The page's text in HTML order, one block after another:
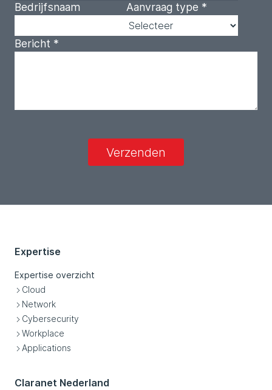
Bedrijfsnaam Aanvraag type *
Bericht *
Verzenden
Expertise
Expertise overzicht
Cloud
Network
Cybersecurity
Workplace
Applications
Claranet Nederland